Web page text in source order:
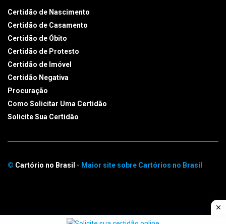
Certidão de Nascimento
Certidão de Casamento
Certidão de Óbito
Certidão de Protesto
Certidão de Imóvel
Certidão Negativa
Procuração
Como Solicitar Uma Certidão
Solicite Sua Certidão
© Cartório no Brasil - Maior site sobre Cartórios no Brasil